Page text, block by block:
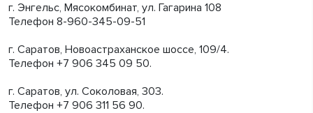
г. Энгельс, Мясокомбинат, ул. Гагарина 108
Телефон 8-960-345-09-51
г. Саратов, Новоастраханское шоссе, 109/4.
Телефон +7 906 345 09 50.
г. Саратов, ул. Соколовая, 303.
Телефон +7 906 311 56 90.